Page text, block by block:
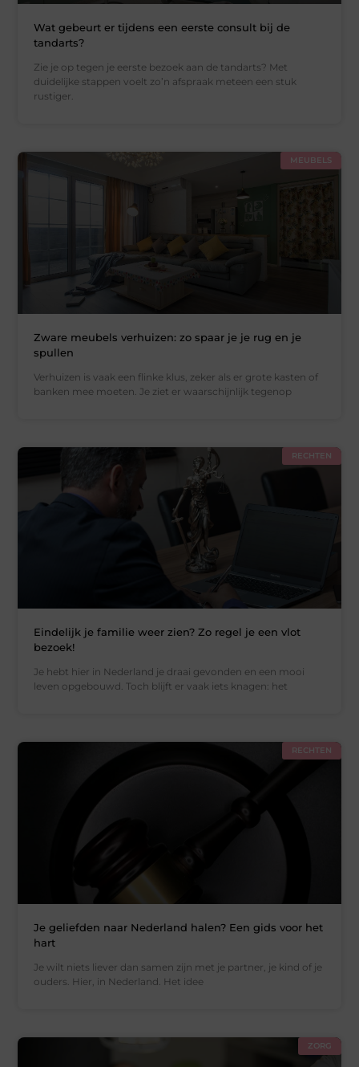
Wat gebeurt er tijdens een eerste consult bij de
tandarts?
Zie je op tegen je eerste bezoek aan de tandarts? Met
duidelijke stappen voelt zo’n afspraak meteen een stuk
rustiger.
MEUBELS
Zware meubels verhuizen: zo spaar je je rug en je
spullen
Verhuizen is vaak een flinke klus, zeker als er grote kasten of
banken mee moeten. Je ziet er waarschijnlijk tegenop
RECHTEN
Eindelijk je familie weer zien? Zo regel je een vlot
bezoek!
Je hebt hier in Nederland je draai gevonden en een mooi
leven opgebouwd. Toch blijft er vaak iets knagen: het
RECHTEN
Je geliefden naar Nederland halen? Een gids voor het
hart
Je wilt niets liever dan samen zijn met je partner, je kind of je
ouders. Hier, in Nederland. Het idee
ZORG